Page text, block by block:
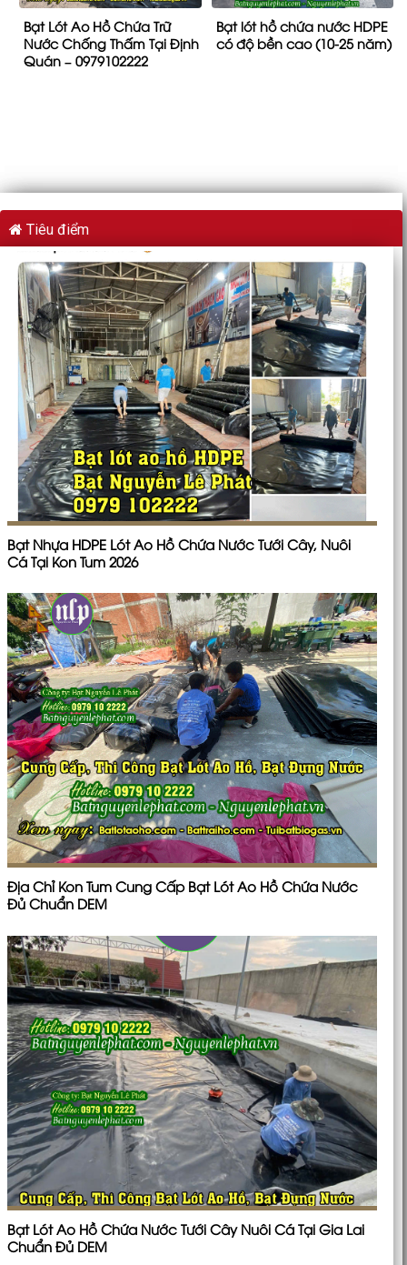
Bạt Lót Ao Hồ Chứa Trữ
Nước Chống Thấm Tại Định
Quán – 0979102222
Bạt lót hồ chứa nước HDPE
có độ bền cao (10-25 năm)
Tiêu điểm
Bạt Nhựa HDPE Lót Ao Hồ Chứa Nước Tưới Cây, Nuôi
Cá Tại Kon Tum 2026
Địa Chỉ Kon Tum Cung Cấp Bạt Lót Ao Hồ Chứa Nước
Đủ Chuẩn DEM
Bạt Lót Ao Hồ Chứa Nước Tưới Cây Nuôi Cá Tại Gia Lai
Chuẩn Đủ DEM